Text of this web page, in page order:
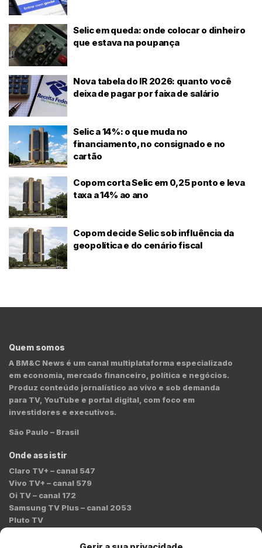
Selic em queda: onde colocar o dinheiro
que estava na poupança
Nova tabela do IR 2026: quanto você
deixa de pagar por faixa de salário
Selic a 14%: o que muda no
financiamento, no consignado e no
cartão
Copom corta Selic em 0,25 ponto e leva
taxa a 14% ao ano
Copom decide Selic sob influência da
geopolítica e do cenário fiscal
Quem somos
A BM&C News é um canal multiplataforma especializado
em economia, mercado financeiro, política e negócios.
Produz conteúdo jornalístico ao vivo e sob demanda
para TV, YouTube e portal digital, com foco em
investidores e executivos.
São Paulo – Brasil
Onde assistir
Claro TV+ – canal 547
Vivo TV+ – canal 579
Oi TV – canal 172
Samsung TV Plus – canal 2053
Pluto TV